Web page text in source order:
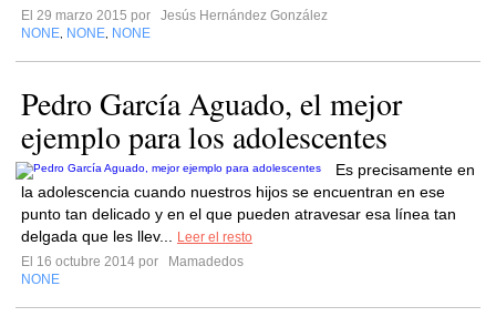
El 29 marzo 2015 por
Jesús Hernández González
NONE NONE NONE
Pedro García Aguado, el mejor
ejemplo para los adolescentes
Es precisamente en
la adolescencia cuando nuestros hijos se encuentran en ese
punto tan delicado y en el que pueden atravesar esa línea tan
delgada que les llev...
Leer el resto
El 16 octubre 2014 por
Mamadedos
NONE